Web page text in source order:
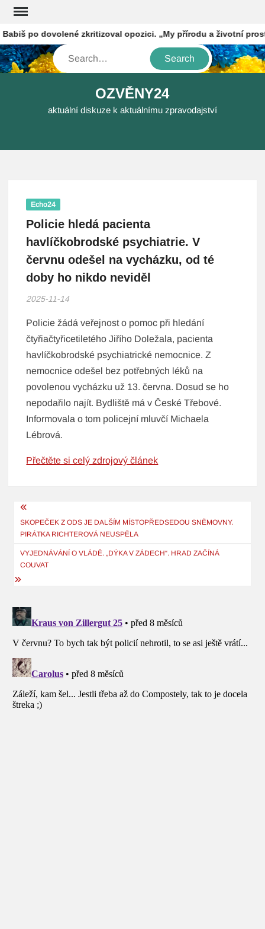
Skip
content
po dovolené zkritizoval opozici. „My přírodu a životní
Search
OZVĚNY24
aktuální diskuze k aktuálnímu zpravodajství
Echo24
Policie hledá pacienta
havlíčkobrodské psychiatrie. V
červnu odešel na vycházku, od té
doby ho nikdo neviděl
2025-11-14
Policie žádá veřejnost o pomoc při hledání
čtyřiačtyřicetiletého Jiřího Doležala, pacienta
havlíčkobrodské psychiatrické nemocnice. Z
nemocnice odešel bez potřebných léků na
povolenou vycházku už 13. června. Dosud se ho
nepodařilo najít. Bydliště má v České Třebové.
Informovala o tom policejní mluvčí Michaela
Lébrová.
Přečtěte si celý zdrojový článek
Navigace
pro
příspěvek
SKOPEČEK Z ODS JE DALŠÍM MÍSTOPŘEDSEDOU SNĚMOVNY.
PIRÁTKA RICHTEROVÁ NEUSPĚLA
VYJEDNÁVÁNÍ O VLÁDĚ. „DÝKA V ZÁDECH“. HRAD ZAČÍNÁ
COUVAT